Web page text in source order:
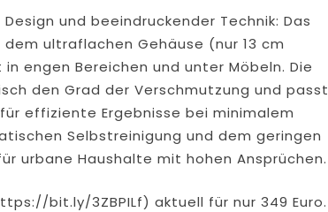
Design und beeindruckender Technik: Das
ultraflachen Gehäuse (nur 13 cm
engen Bereichen und unter Möbeln. Die
den Grad der Verschmutzung und passt
effiziente Ergebnisse bei minimalem
Selbstreinigung und dem geringen
urbane Haushalte mit hohen Ansprüchen.
bit.ly/3ZBPILf) aktuell für nur 349 Euro.